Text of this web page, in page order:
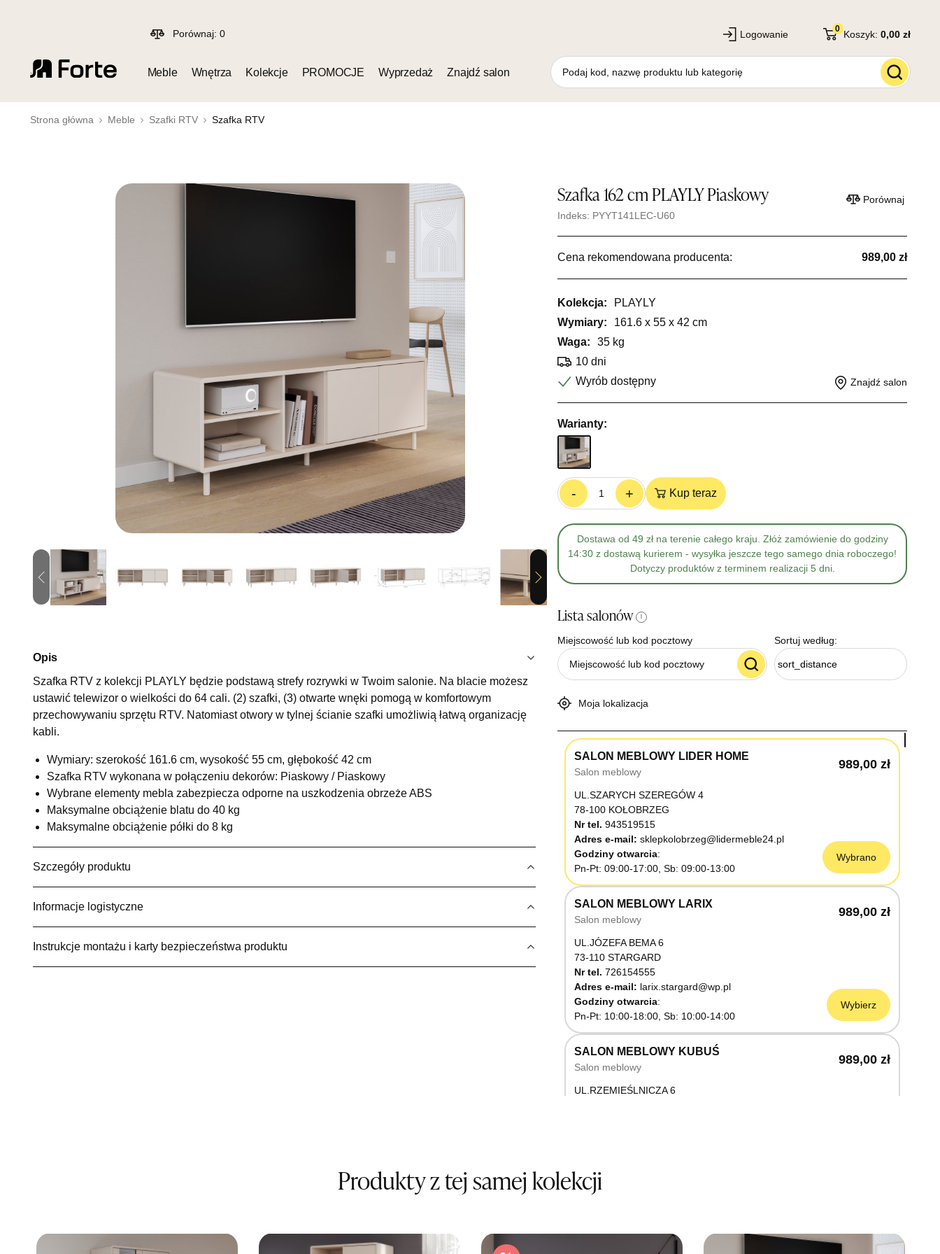
Porównaj: 0
Meble Wnętrza Kolekcje PROMOCJE Wyprzedaż Znajdź salon
Logowanie 0 Koszyk: 0,00 zł
Strona główna Meble Szafki RTV Szafka RTV
Previous Next
Opis
Szafka RTV z kolekcji PLAYLY będzie podstawą strefy rozrywki w Twoim salonie. Na blacie możesz
ustawić telewizor o wielkości do 64 cali. (2) szafki, (3) otwarte wnęki pomogą w komfortowym
przechowywaniu sprzętu RTV. Natomiast otwory w tylnej ścianie szafki umożliwią łatwą organizację
kabli.
Wymiary: szerokość 161.6 cm, wysokość 55 cm, głębokość 42 cm
Szafka RTV wykonana w połączeniu dekorów: Piaskowy / Piaskowy
Wybrane elementy mebla zabezpiecza odporne na uszkodzenia obrzeże ABS
Maksymalne obciążenie blatu do 40 kg
Maksymalne obciążenie półki do 8 kg
Szczegóły produktu
Informacje logistyczne
Instrukcje montażu i karty bezpieczeństwa produktu
Szafka 162 cm PLAYLY Piaskowy
Indeks: PYYT141LEC-U60
Porównaj
Cena rekomendowana producenta: 989,00 zł
Kolekcja:
PLAYLY
Wymiary:
161.6 x 55 x 42 cm
Waga:
35 kg
10 dni
Wyrób dostępny
Znajdź salon
Warianty:
- + Kup teraz
Dostawa od 49 zł na terenie całego kraju. Złóż zamówienie do godziny
14:30 z dostawą kurierem - wysyłka jeszcze tego samego dnia roboczego!
Dotyczy produktów z terminem realizacji 5 dni.
Lista salonów i
Miejscowość lub kod pocztowy
Moja lokalizacja
Sortuj według:
sort_distance
SALON MEBLOWY LIDER HOME
Salon meblowy
UL.SZARYCH SZEREGÓW 4
78-100 KOŁOBRZEG
Nr tel. 943519515
Adres e-mail: sklepkolobrzeg@lidermeble24.pl
Godziny otwarcia
Pn-Pt: 09:00-17:00, Sb: 09:00-13:00
989,00 zł
Wybrano
SALON MEBLOWY LARIX
Salon meblowy
UL.JÓZEFA BEMA 6
73-110 STARGARD
Nr tel. 726154555
Adres e-mail: larix.stargard@wp.pl
Godziny otwarcia
Pn-Pt: 10:00-18:00, Sb: 10:00-14:00
989,00 zł
Wybierz
SALON MEBLOWY KUBUŚ
Salon meblowy
UL.RZEMIEŚLNICZA 6
989,00 zł
SALON MEBLOWY M JAK MEBLE
Produkty z tej samej kolekcji